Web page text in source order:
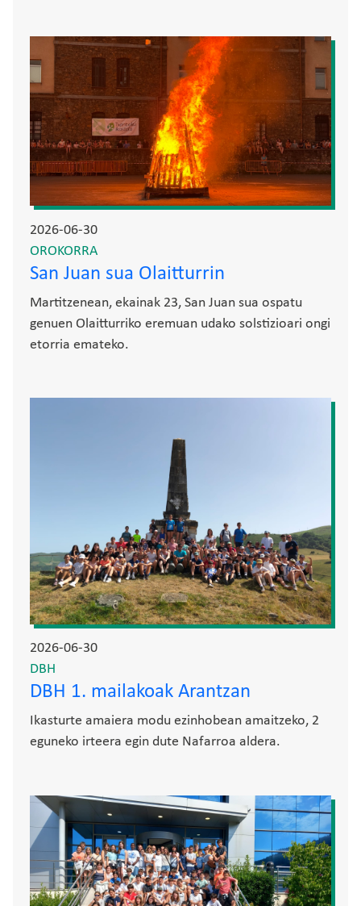
Irudia
2026-06-30
OROKORRA
San Juan sua Olaitturrin
Martitzenean, ekainak 23, San Juan sua ospatu
genuen Olaitturriko eremuan udako solstizioari ongi
etorria emateko.
2026-06-30
DBH
DBH 1. mailakoak Arantzan
Ikasturte amaiera modu ezinhobean amaitzeko, 2
eguneko irteera egin dute Nafarroa aldera.
Irudia